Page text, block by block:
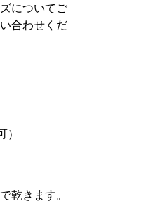
についてご
合わせくだ
乾きます。